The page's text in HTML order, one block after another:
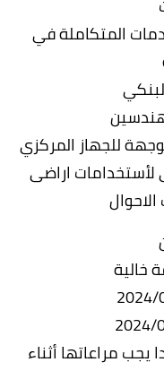
المتكاملة في
للجهاز المركزي
لأستخدامات اراضى
خالية
يجب مراعاتها أثناء